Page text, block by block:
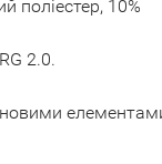
поліестер, 10%
2.0.